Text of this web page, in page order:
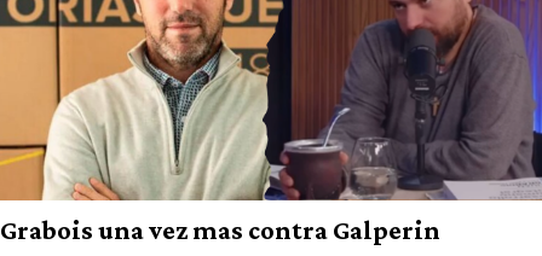
Grabois una vez mas contra Galperin